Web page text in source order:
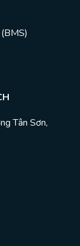
Tân Sơn,